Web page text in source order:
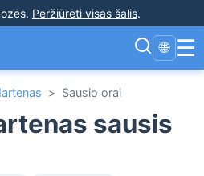
. Peržiūrėti visas šalis.
🌐 ☰
> Sausio orai
sausis